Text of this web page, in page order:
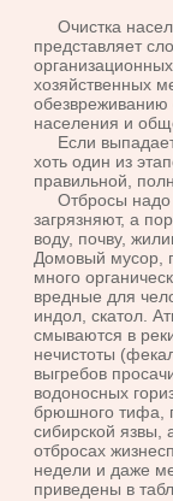
Очистка
представляет
хозяйственных
обезвреживанию
населения и
Если выпадает
хоть один из
правильной,
Отбросы надо
загрязняют, а
воду, почву,
Домовый мусор,
много
вредные для
индол, скатол.
смываются в
нечистоты
выгребов
водоносных
брюшного тифа,
сибирской язвы,
отбросах
недели и даже
приведены в